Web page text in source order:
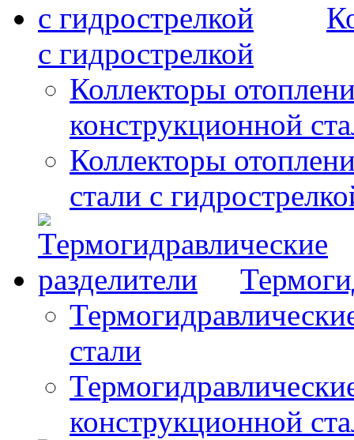
с гидрострелкой
Коллекторы
конструкционной
Коллекторы
стали с
стали
конструкционной